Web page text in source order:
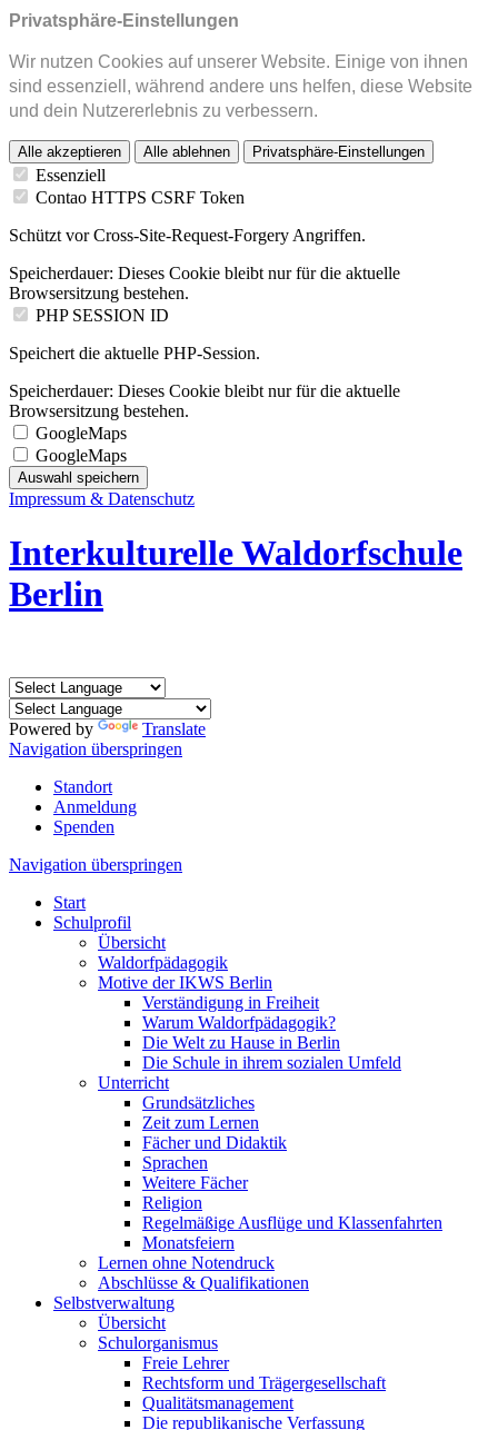
Privatsphäre-Einstellungen
Wir nutzen Cookies auf unserer Website. Einige von ihnen
sind essenziell, während andere uns helfen, diese Website
und dein Nutzererlebnis zu verbessern.
Alle akzeptieren Alle ablehnen Privatsphäre-Einstellungen
Essenziell
Contao HTTPS CSRF Token
Schützt vor Cross-Site-Request-Forgery Angriffen.
Speicherdauer: Dieses Cookie bleibt nur für die aktuelle
Browsersitzung bestehen.
PHP SESSION ID
Speichert die aktuelle PHP-Session.
Speicherdauer: Dieses Cookie bleibt nur für die aktuelle
Browsersitzung bestehen.
GoogleMaps
GoogleMaps
Auswahl speichern
Impressum & Datenschutz
InterkulturelleWaldorfschule
Berlin
Powered by
Translate
Navigation überspringen
Standort
Anmeldung
Spenden
Navigation überspringen
Start
Schulprofil
Übersicht
Waldorfpädagogik
Motive der IKWS Berlin
Verständigung in Freiheit
Warum Waldorfpädagogik?
Die Welt zu Hause in Berlin
Die Schule in ihrem sozialen Umfeld
Unterricht
Grundsätzliches
Zeit zum Lernen
Fächer und Didaktik
Sprachen
Weitere Fächer
Religion
Regelmäßige Ausflüge und Klassenfahrten
Monatsfeiern
Lernen ohne Notendruck
Abschlüsse & Qualifikationen
Selbstverwaltung
Übersicht
Schulorganismus
Freie Lehrer
Rechtsform und Trägergesellschaft
Qualitätsmanagement
Die republikanische Verfassung